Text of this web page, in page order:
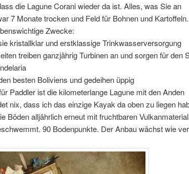
die Lagune Corani wieder da ist. Alles, was Sie an
7 Monate trocken und Feld für Bohnen und
Zwecke:
kristallklar und erstklassige Trinkwasserversorgung
treiben ganzjährig Turbinen an und sorgen für den
besten Boliviens und gedeihen üppig
Paddler ist die kilometerlange Lagune mit den Anden
nix, dass ich das einzige Kayak da oben zu liegen
Böden alljährlich erneut mit fruchtbaren
90 Bodenpunkte. Der Anbau wächst wie